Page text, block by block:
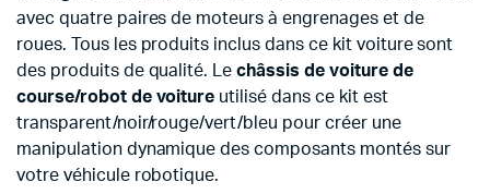
avec quatre paires de moteurs à engrenages et de
roues. Tous les produits inclus dans ce kit voiture sont
des produits de qualité. Lechâssis de voiture de
course/robot de voiture utilisé dans ce kit est
transparent/noir/rouge/vert/bleu pour créer une
manipulation dynamique des composants montés sur
votre véhicule robotique.